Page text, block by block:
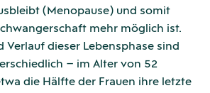
(Menopause) und somit
mehr möglich ist.
Verlauf dieser Lebensphase sind
– im Alter von 52
die Hälfte der Frauen ihre letzte